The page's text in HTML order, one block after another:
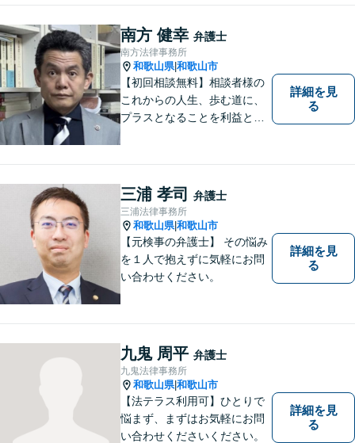
育ちの私が丁寧にサポートし
ます。【丁寧なヒアリング】
【休日や夜間相談も柔軟に対
応】
南方 健幸 弁護士
南方法律事務所
和歌山県|和歌山市
【初回相談無料】相談者様の
これからの人生、歩む道に、
プラスとなることを利益と考
はもちろん、関西・関東から
ご相談いただくこともありま
す。
詳細を見
る
三浦 孝司 弁護士
三浦法律事務所
和歌山県|和歌山市
【元検事の弁護士】 その悩み
を１人で抱えずに気軽にお問
い合わせください。
詳細を見
る
九鬼 周平 弁護士
九鬼法律事務所
和歌山県|和歌山市
【法テラス利用可】ひとりで
悩まず、まずはお気軽にお問
い合わせくださいください。
詳細を見
る